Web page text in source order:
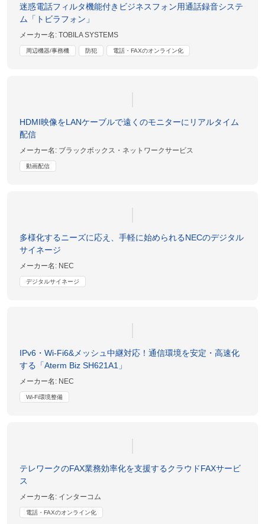
迷惑電話フィルタ機能付きビジネスフォン用通話録音システ
ム「トビラフォン」
メーカー名:TOBILA SYSTEMS
周辺機器/事務機 防犯 電話・FAXのオンライン化
HDMI映像をLANケーブルで遠くのモニターにリアルタイム
配信
メーカー名: ブラックボックス・ネットワークサービス
動画配信
多様化するニーズに応え、手軽に始められるNECのデジタル
サイネージ
メーカー名: NEC
デジタルサイネージ
IPv6・Wi-Fi6&メッシュ中継対応！通信環境を安定・高速化
する「Aterm Biz SH621A1」
メーカー名: NEC
Wi-Fi環境整備
テレワークのFAX業務効率化を支援するクラウドFAXサービ
ス
メーカー名: インターコム
電話・FAXのオンライン化